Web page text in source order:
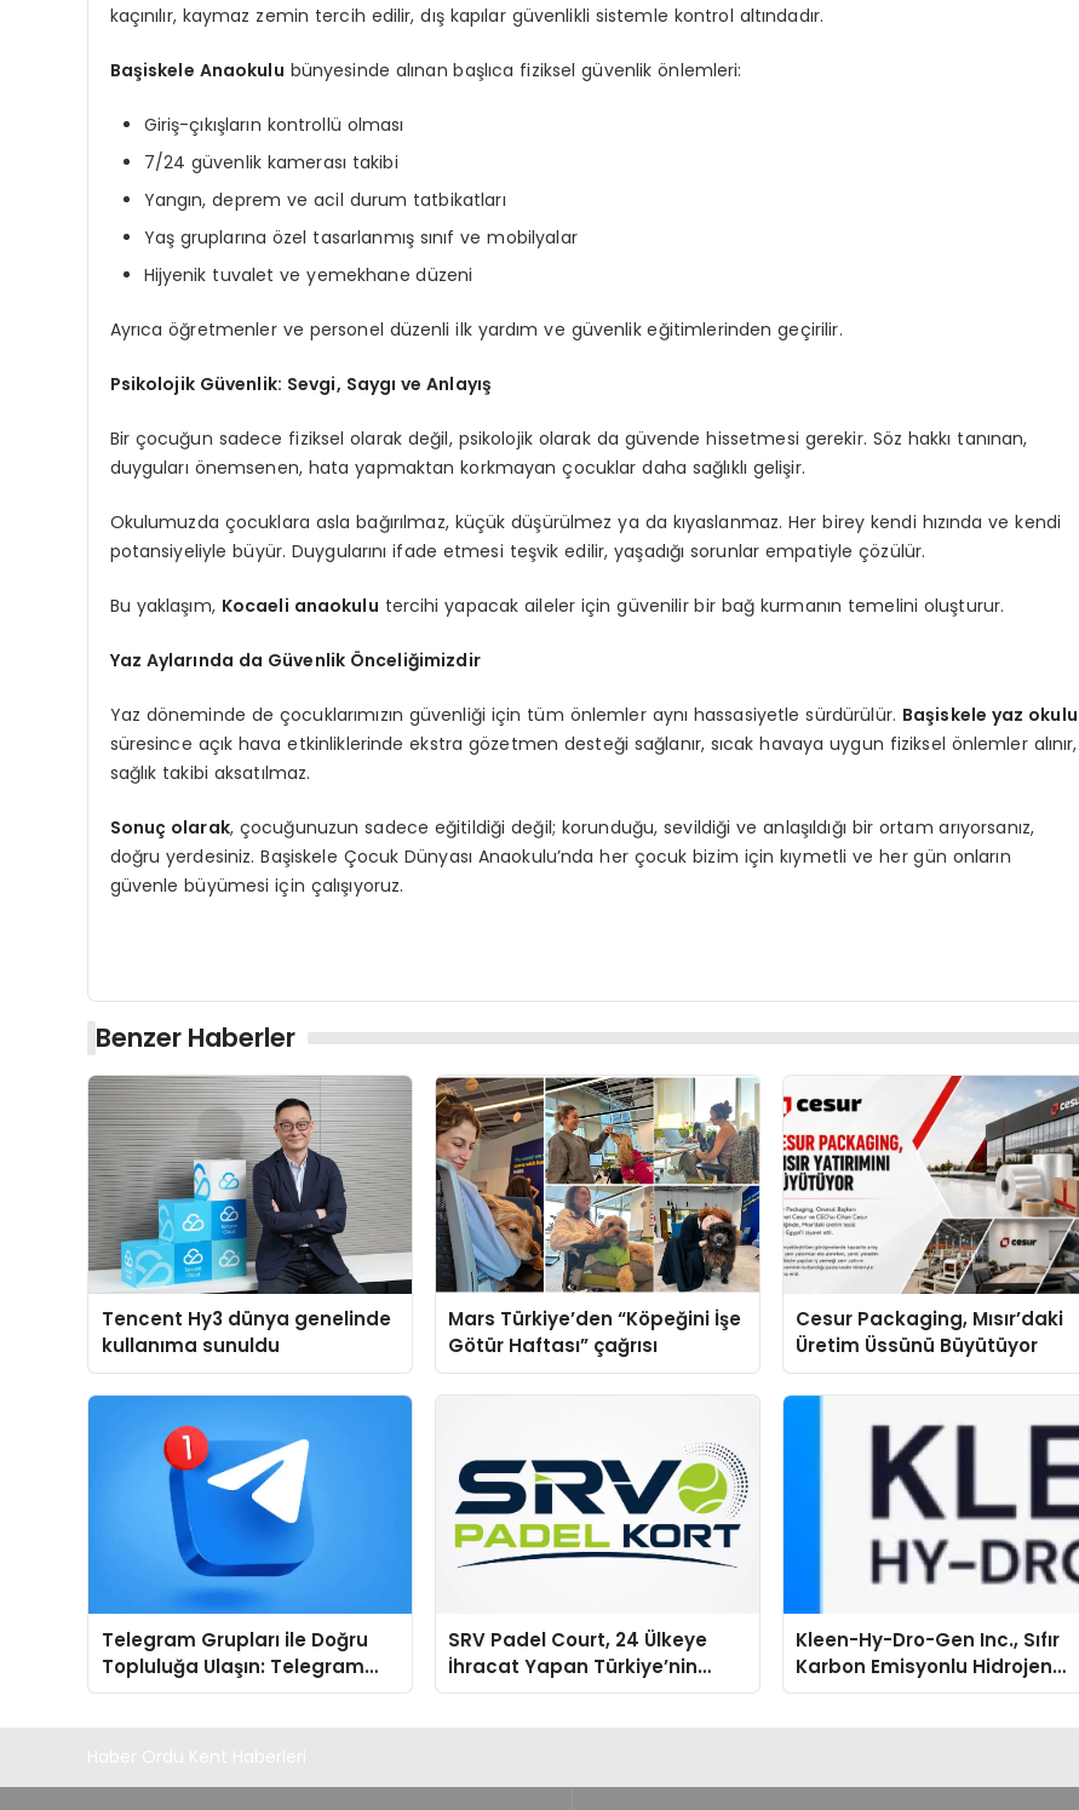
kaçınılır, kaymaz zemin tercih edilir, dış kapılar güvenlikli sistemle kontrol altındadır.
Başiskele Anaokulu bünyesinde alınan başlıca fiziksel güvenlik önlemleri:
Giriş-çıkışların kontrollü olması
7/24 güvenlik kamerası takibi
Yangın, deprem ve acil durum tatbikatları
Yaş gruplarına özel tasarlanmış sınıf ve mobilyalar
Hijyenik tuvalet ve yemekhane düzeni
Ayrıca öğretmenler ve personel düzenli ilk yardım ve güvenlik eğitimlerinden geçirilir.
Psikolojik Güvenlik: Sevgi, Saygı ve Anlayış
Bir çocuğun sadece fiziksel olarak değil, psikolojik olarak da güvende hissetmesi gerekir. Söz hakkı tanınan,
duyguları önemsenen, hata yapmaktan korkmayan çocuklar daha sağlıklı gelişir.
Okulumuzda çocuklara asla bağırılmaz, küçük düşürülmez ya da kıyaslanmaz. Her birey kendi hızında ve kendi
potansiyeliyle büyür. Duygularını ifade etmesi teşvik edilir, yaşadığı sorunlar empatiyle çözülür.
Bu yaklaşım, Kocaeli anaokulu tercihi yapacak aileler için güvenilir bir bağ kurmanın temelini oluşturur.
Yaz Aylarında da Güvenlik Önceliğimizdir
Yaz döneminde de çocuklarımızın güvenliği için tüm önlemler aynı hassasiyetle sürdürülür. Başiskele yaz okulu
süresince açık hava etkinliklerinde ekstra gözetmen desteği sağlanır, sıcak havaya uygun fiziksel önlemler alınır,
sağlık takibi aksatılmaz.
Sonuç olarak, çocuğunuzun sadece eğitildiği değil; korunduğu, sevildiği ve anlaşıldığı bir ortam arıyorsanız,
doğru yerdesiniz. Başiskele Çocuk Dünyası Anaokulu’nda her çocuk bizim için kıymetli ve her gün onların
güvenle büyümesi için çalışıyoruz.
Benzer Haberler
Tencent Hy3 dünya genelinde
kullanıma sunuldu
Mars Türkiye’den “Köpeğini İşe
Götür Haftası” çağrısı
Cesur Packaging, Mısır’daki
Üretim Üssünü Büyütüyor
Telegram Grupları ile Doğru
Topluluğa Ulaşın: Telegram
Grup Keşfinde Sade ve
SRV Padel Court, 24 Ülkeye
İhracat Yapan Türkiye’nin
Padel Kortu Üretim Gücü
Kleen-Hy-Dro-Gen Inc., Sıfır
Karbon Emisyonlu Hidrojen
Isıtma Teknolojisinde ISO ve